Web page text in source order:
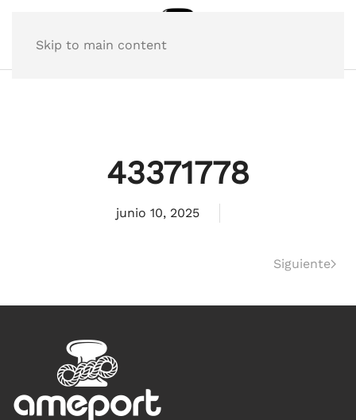
Skip to main content
43371778
junio 10, 2025
Siguiente